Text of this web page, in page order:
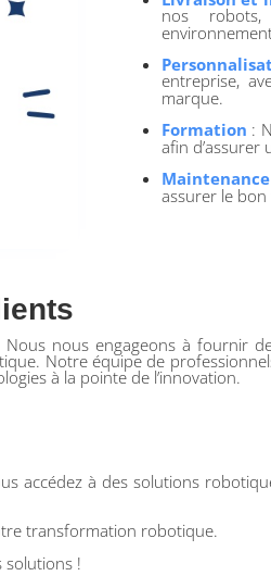
nos
entreprise,
marque.
Formation :
afin
Maintenance
assurer le
nous engageons à fournir
Notre équipe de
à la pointe de l’innovation.
accédez à des solutions
transformation robotique.
solutions !